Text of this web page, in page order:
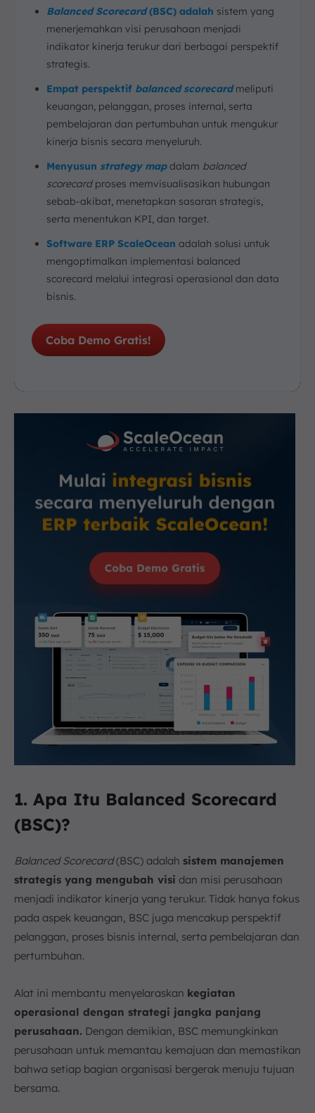
Balanced Scorecard(BSC) adalah sistem yang
menerjemahkan visi perusahaan menjadi
indikator kinerja terukur dari berbagai perspektif
strategis.
Empat perspektif balanced scorecardmeliputi
keuangan, pelanggan, proses internal, serta
pembelajaran dan pertumbuhan untuk mengukur
kinerja bisnis secara menyeluruh.
Menyusun strategy mapdalam balanced
scorecardproses memvisualisasikan hubungan
sebab-akibat, menetapkan sasaran strategis,
serta menentukan KPI, dan target.
Software ERP ScaleOcean adalah solusi untuk
mengoptimalkan implementasi balanced
scorecard melalui integrasi operasional dan data
bisnis.
Coba Demo Gratis!
1. Apa Itu Balanced Scorecard
(BSC)?
Balanced Scorecard(BSC) adalah sistem manajemen
strategis yang mengubah visi dan misi perusahaan
menjadi indikator kinerja yang terukur. Tidak hanya fokus
pada aspek keuangan, BSC juga mencakup perspektif
pelanggan, proses bisnis internal, serta pembelajaran dan
pertumbuhan.
Alat ini membantu menyelaraskan kegiatan
operasional dengan strategi jangka panjang
perusahaan. Dengan demikian, BSC memungkinkan
perusahaan untuk memantau kemajuan dan memastikan
bahwa setiap bagian organisasi bergerak menuju tujuan
bersama.